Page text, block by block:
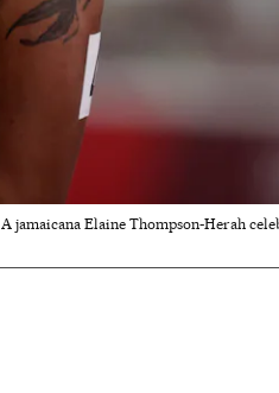
A jamaicana Elaine Thompson-Herah